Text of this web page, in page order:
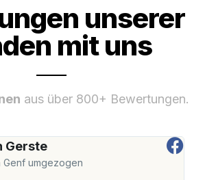
unserer
mit uns
aus über 800+ Bewertungen.
Gerste
Genf umgezogen